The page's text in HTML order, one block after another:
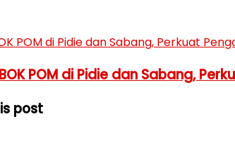
BOK POM di Pidie dan Sabang,
post